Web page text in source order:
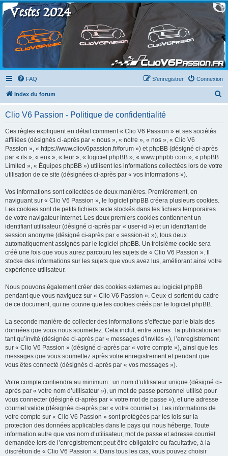
Clio V6 Passion
Le site français des passionnés de Clio V6
FAQ Connexion
S’enregistrer
Index du forum
Clio V6 Passion - Politique de confidentialité
Ces règles expliquent en détail comment « Clio V6 Passion » et ses sociétés
affiliées (désignés ci-après par « nous », « notre », « nos », « Clio V6
Passion », « https://www.cliov6passion.fr/forum ») et phpBB (désigné ci-après
par « ils », « eux », « leur », « logiciel phpBB », « www.phpbb.com », « phpBB
Limited », « Équipes phpBB ») utilisent les informations collectées lors de votre
utilisation de ce site (désignées ci-après par « vos informations »).
Vos informations sont collectées de deux manières. Premièrement, en
naviguant sur « Clio V6 Passion », le logiciel phpBB créera plusieurs cookies.
Les cookies sont de petits fichiers texte stockés dans les fichiers temporaires
de votre navigateur Internet. Les deux premiers cookies contiennent un
identifiant utilisateur (désigné ci-après par « user-id ») et un identifiant de
session anonyme (désigné ci-après par « session-id »), tous deux
automatiquement assignés par le logiciel phpBB. Un troisième cookie sera
créé une fois que vous aurez parcouru les sujets de « Clio V6 Passion ». Il
stocke des informations sur les sujets que vous avez lus, améliorant ainsi votre
expérience utilisateur.
Nous pouvons également créer des cookies externes au logiciel phpBB
pendant que vous naviguez sur « Clio V6 Passion ». Ceux-ci sortent du cadre
de ce document, qui ne couvre que les cookies créés par le logiciel phpBB.
La seconde manière de collecter des informations s’effectue par le biais des
données que vous nous soumettez. Cela inclut, entre autres : la publication en
tant qu’invité (désignée ci-après par « messages d’invités »), l’enregistrement
sur « Clio V6 Passion » (désigné ci-après par « votre compte »), ainsi que les
messages que vous soumettez après votre enregistrement et pendant que
vous êtes connecté (désignés ci-après par « vos messages »).
Votre compte contiendra au minimum : un nom d’utilisateur unique (désigné ci-
après par « votre nom d’utilisateur »), un mot de passe personnel utilisé pour
vous connecter (désigné ci-après par « votre mot de passe »), et une adresse
courriel valide (désignée ci-après par « votre courriel »). Les informations de
votre compte sur « Clio V6 Passion » sont protégées par les lois sur la
protection des données applicables dans le pays qui nous héberge. Toute
information autre que vos nom d’utilisateur, mot de passe et adresse courriel
demandée lors de l’enregistrement peut être obligatoire ou facultative, à la
discrétion de « Clio V6 Passion ». Dans tous les cas, vous pouvez choisir